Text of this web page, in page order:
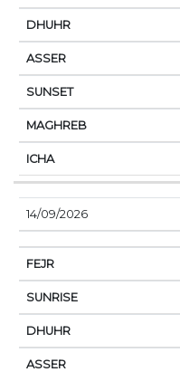
14/09/2026